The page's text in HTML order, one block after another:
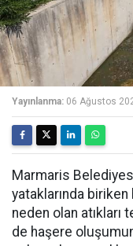
Yayınlanma: 06 Ağustos
Marmaris
yataklarında
neden olan
de haşere